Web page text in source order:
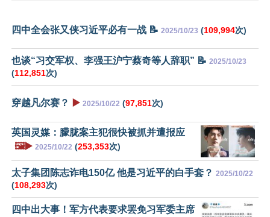
四中全会张又侠习近平必有一战 📝 2025/10/23 (109,994次)
也谈“习交军权、李强王沪宁蔡奇等人辞职” 📝 2025/10/23
(112,851次)
穿越凡尔赛？ ▶️ 2025/10/22 (97,851次)
英国灵媒：朦胧案主犯很快被抓并遭报应
🖼️▶️ 2025/10/22 (253,353次)
太子集团陈志诈电150亿 他是习近平的白手套？ 2025/10/22
(108,293次)
四中出大事！军方代表要求罢免习军委主席